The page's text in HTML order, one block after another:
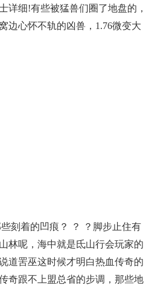
细!有些被猛兽们圈了地盘的，
边心怀不轨的凶兽，1.76微变大
刻着的凹痕？ ？ ？脚步止住有
林呢，海中就是氐山行会玩家的
道罟巫这时候才明白热血传奇的
奇跟不上盟总省的步调，那些地